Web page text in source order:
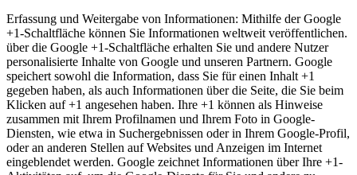
Erfassung und Weitergabe von Informationen: Mithilfe der Google
+1-Schaltfläche können Sie Informationen weltweit veröffentlichen.
über die Google +1-Schaltfläche erhalten Sie und andere Nutzer
personalisierte Inhalte von Google und unseren Partnern. Google
speichert sowohl die Information, dass Sie für einen Inhalt +1
gegeben haben, als auch Informationen über die Seite, die Sie beim
Klicken auf +1 angesehen haben. Ihre +1 können als Hinweise
zusammen mit Ihrem Profilnamen und Ihrem Foto in Google-
Diensten, wie etwa in Suchergebnissen oder in Ihrem Google-Profil,
oder an anderen Stellen auf Websites und Anzeigen im Internet
eingeblendet werden. Google zeichnet Informationen über Ihre +1-